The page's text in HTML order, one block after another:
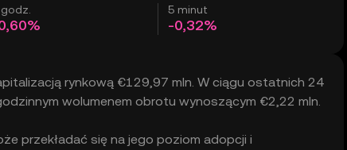
5 minut
-0,32%
rynkową €129,97 mln. W ciągu ostatnich 24
wolumenem obrotu wynoszącym €2,22 mln.
przekładać się na jego poziom adopcji i